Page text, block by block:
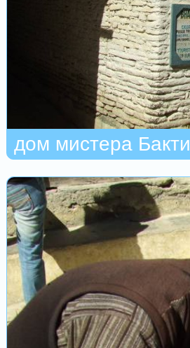
дом мистера Бакти